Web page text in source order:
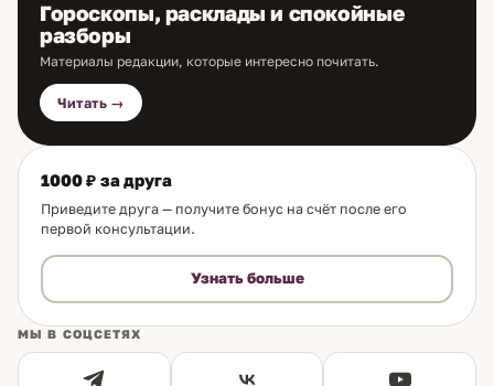
Гороскопы, расклады и спокойные
разборы
Материалы редакции, которые интересно почитать.
Читать →
1000 ₽ за друга
Приведите друга — получите бонус на счёт после его
первой консультации.
Узнать больше
МЫ В СОЦСЕТЯХ